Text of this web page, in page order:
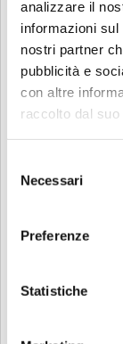
analizzare il
informazioni
nostri partner
pubblicità e
con altre
raccolto dal
delNecessari
Preferenze
Statistiche
mobili